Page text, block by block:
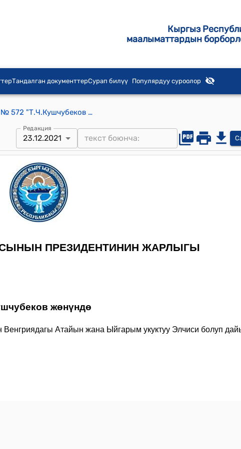
Кыргыз
маалыматтардын
Тандалган документтерСурап билүү Популярдуу суроолор
КР Президентинин 2021-жылдын 23-декабрындагы ПЖ № 572 "Т.Ч.Кушчубеков жөнүндө" Жарлыгы
Редакция
23.12.2021